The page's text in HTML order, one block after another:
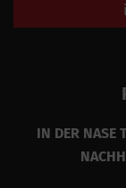
IN DER NASE